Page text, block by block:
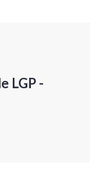
LGP -